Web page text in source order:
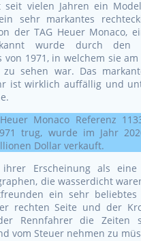
seit vielen Jahren ein
sehr markantes
der TAG Heuer Monaco,
wurde durch den
von 1971, in welchem sie
zu sehen war. Das
ist wirklich auffällig und
Monaco Referenz
trug, wurde im Jahr
Dollar verkauft.
Erscheinung als
die wasserdicht
ein sehr
rechten Seite und der
Rennfahrer die Zeiten
vom Steuer nehmen zu